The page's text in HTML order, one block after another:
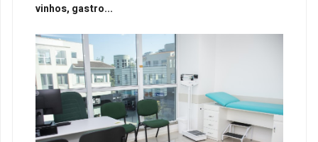
vinhos, gastro...